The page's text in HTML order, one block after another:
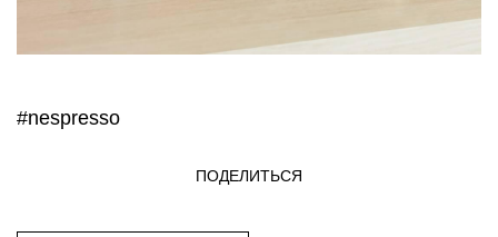
#nespresso
ПОДЕЛИТЬСЯ